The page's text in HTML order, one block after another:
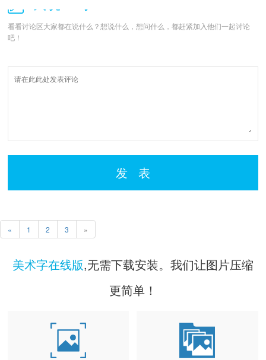
看看讨论区大家都在说什么？想说什么，想问什么，都赶紧加入他们一起讨论
吧！
发 表
« 1 2 3 »
美术字在线版,无需下载安装。我们让图片压缩
更简单！